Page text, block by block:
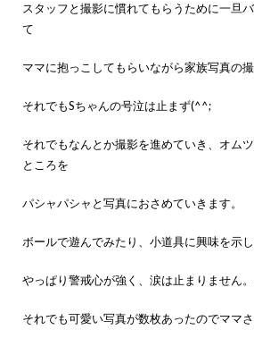
スタッフと撮影に慣れてもらうために一旦
て
ママに抱っこしてもらいながら家族写真の撮
それでもSちゃんの号泣は止まず(^^;
それでもなんとか撮影を進めていき、オム
ところを
パシャパシャと写真におさめていきます。
ボールで遊んでみたり、小道具に興味を示
やっぱり警戒心が強く、涙は止まりません。
それでも可愛い写真が数枚あったのでママ